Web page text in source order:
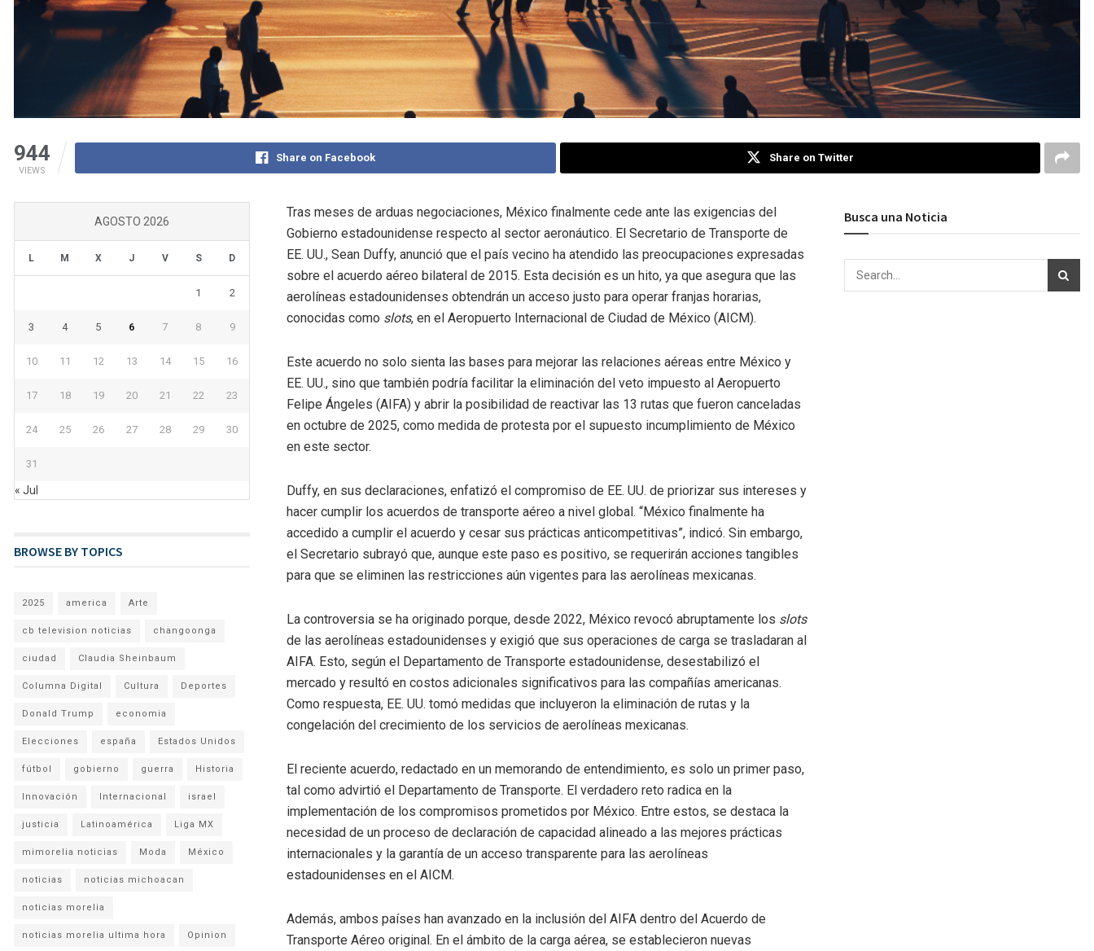
944
VIEWS
Share on Facebook Share on Twitter
Tras meses de arduas negociaciones, México finalmente cede ante las exigencias del
Gobierno estadounidense respecto al sector aeronáutico. El Secretario de Transporte de
EE. UU., Sean Duffy, anunció que el país vecino ha atendido las preocupaciones expresadas
sobre el acuerdo aéreo bilateral de 2015. Esta decisión es un hito, ya que asegura que las
aerolíneas estadounidenses obtendrán un acceso justo para operar franjas horarias,
conocidas como slots, en el Aeropuerto Internacional de Ciudad de México (AICM).
Este acuerdo no solo sienta las bases para mejorar las relaciones aéreas entre México y
EE. UU., sino que también podría facilitar la eliminación del veto impuesto al Aeropuerto
Felipe Ángeles (AIFA) y abrir la posibilidad de reactivar las 13 rutas que fueron canceladas
en octubre de 2025, como medida de protesta por el supuesto incumplimiento de México
en este sector.
Duffy, en sus declaraciones, enfatizó el compromiso de EE. UU. de priorizar sus intereses y
hacer cumplir los acuerdos de transporte aéreo a nivel global. “México finalmente ha
accedido a cumplir el acuerdo y cesar sus prácticas anticompetitivas”, indicó. Sin embargo,
el Secretario subrayó que, aunque este paso es positivo, se requerirán acciones tangibles
para que se eliminen las restricciones aún vigentes para las aerolíneas mexicanas.
La controversia se ha originado porque, desde 2022, México revocó abruptamente los slots
de las aerolíneas estadounidenses y exigió que sus operaciones de carga se trasladaran al
AIFA. Esto, según el Departamento de Transporte estadounidense, desestabilizó el
mercado y resultó en costos adicionales significativos para las compañías americanas.
Como respuesta, EE. UU. tomó medidas que incluyeron la eliminación de rutas y la
congelación del crecimiento de los servicios de aerolíneas mexicanas.
El reciente acuerdo, redactado en un memorando de entendimiento, es solo un primer paso,
tal como advirtió el Departamento de Transporte. El verdadero reto radica en la
implementación de los compromisos prometidos por México. Entre estos, se destaca la
necesidad de un proceso de declaración de capacidad alineado a las mejores prácticas
internacionales y la garantía de un acceso transparente para las aerolíneas
estadounidenses en el AICM.
Además, ambos países han avanzado en la inclusión del AIFA dentro del Acuerdo de
Transporte Aéreo original. En el ámbito de la carga aérea, se establecieron nuevas
AGOSTO 2026
L M X J V S D
1 2
3 4 5 6 7 8 9
10 11 12 13 14 15 16
17 18 19 20 21 22 23
24 25 26 27 28 29 30
31
« Jul
BROWSE BY TOPICS
2025 america Arte
cb television noticias changoonga
ciudad Claudia Sheinbaum
Columna Digital Cultura Deportes
Donald Trump economia
Elecciones españa Estados Unidos
fútbol gobierno guerra Historia
Innovación Internacional israel
justicia Latinoamérica Liga MX
mimorelia noticias Moda México
noticias noticias michoacan
noticias morelia
noticias morelia ultima hora Opinion
Busca una Noticia